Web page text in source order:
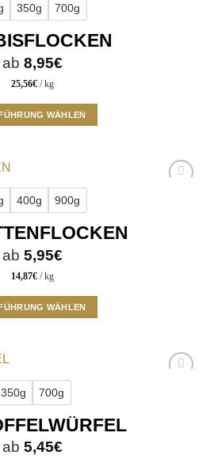
Varianten
auf.
Die
Optionen
können
auf
der
Produktseite
350g 700g
ab 8,95€
25,56€ /kg
WÄHLEN
Varianten
auf.
Die
Optionen
können
auf
der
Produktseite
400g 900g
ab 5,95€
14,87€ /kg
WÄHLEN
Varianten
auf.
Die
Optionen
können
350g 700g
ab 5,45€